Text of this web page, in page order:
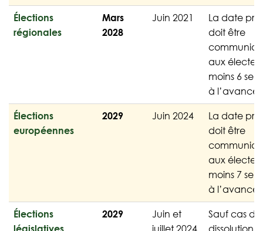
Élections
régionales
Mars
2028
Juin 2021
La date
doit être
aux
moins 6
à l’avance.
Élections
européennes
2029 Juin 2024
La date
doit être
aux
moins 7
à l’avance.
Élections
2029
Juin et
Sauf cas de